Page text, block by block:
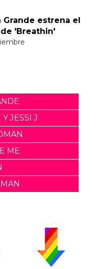
Grande estrena el
'Breathin'
JESSI J
ME